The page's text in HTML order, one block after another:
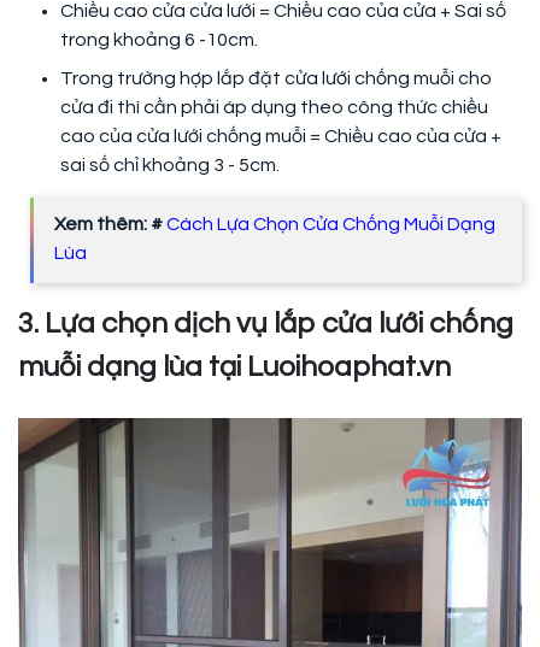
Chiều cao cửa cửa lưới = Chiều cao của cửa + Sai số
trong khoảng 6 -10cm.
Trong trường hợp lắp đặt cửa lưới chống muỗi cho
cửa đi thì cần phải áp dụng theo công thức chiều
cao của cửa lưới chống muỗi = Chiều cao của cửa +
sai số chỉ khoảng 3 - 5cm.
Xem thêm: #Cách Lựa Chọn Cửa Chống Muỗi Dạng
Lùa
3. Lựa chọn dịch vụ lắp cửa lưới chống
muỗi dạng lùa tại Luoihoaphat.vn